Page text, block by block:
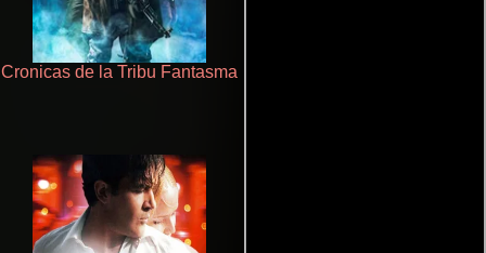
Cronicas de la Tribu Fantasma